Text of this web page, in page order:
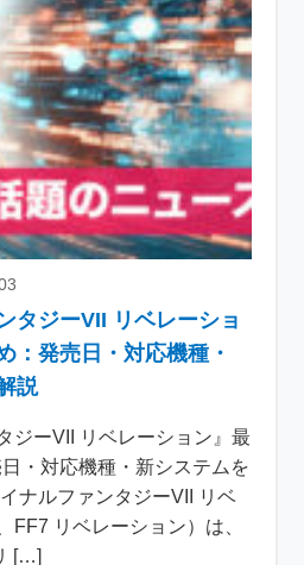
タジーVII リベレーショ
：発売日・対応機種・
説
ジーVII リベレーション』最
・対応機種・新システムを
ナルファンタジーVII リベ
FF7 リベレーション）は、
[…]